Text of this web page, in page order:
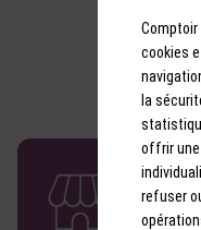
Saveurs : Attaque
de plantes
amère persistante.
58
partout
cookies
la
offrir une
refuser